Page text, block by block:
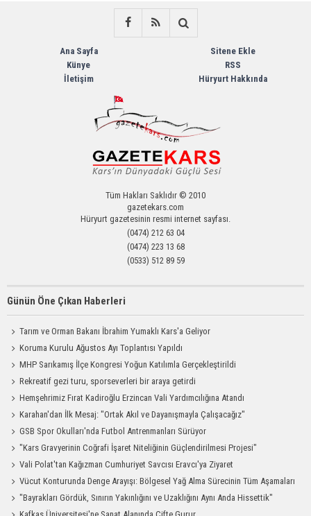
Ana Sayfa
Künye
İletişim
Sitene Ekle
RSS
Hüryurt Hakkında
Tüm Hakları Saklıdır © 2010
gazetekars.com
Hüryurt gazetesinin resmi internet sayfası.
(0474) 212 63 04
(0474) 223 13 68
(0533) 512 89 59
Günün Öne Çıkan Haberleri
Tarım ve Orman Bakanı İbrahim Yumaklı Kars'a Geliyor
Koruma Kurulu Ağustos Ayı Toplantısı Yapıldı
MHP Sarıkamış İlçe Kongresi Yoğun Katılımla Gerçekleştirildi
Rekreatif gezi turu, sporseverleri bir araya getirdi
Hemşehrimiz Fırat Kadiroğlu Erzincan Vali Yardımcılığına Atandı
Karahan'dan İlk Mesaj: "Ortak Akıl ve Dayanışmayla Çalışacağız"
GSB Spor Okulları'nda Futbol Antrenmanları Sürüyor
"Kars Gravyerinin Coğrafi İşaret Niteliğinin Güçlendirilmesi Projesi"
Vali Polat'tan Kağızman Cumhuriyet Savcısı Eravcı'ya Ziyaret
Vücut Konturunda Denge Arayışı: Bölgesel Yağ Alma Sürecinin Tüm Aşamaları
"Bayrakları Gördük, Sınırın Yakınlığını ve Uzaklığını Aynı Anda Hissettik"